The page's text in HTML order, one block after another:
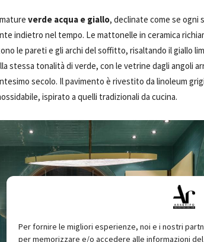
Per fornire le migliori esperienze, noi e i nostri
per memorizzare e/o accedere alle informazioni
verde acqua e giallo, declinate come se ogni
indietro nel tempo. Le mattonelle in ceramica
le pareti e gli archi del soffitto, risaltando il giallo
stessa tonalità di verde, con le vetrine dagli angoli
secolo. Il pavimento è rivestito da linoleum
ispirato a quelli tradizionali da cucina.